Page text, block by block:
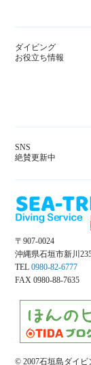
ダイビング
お役立ち情報
SNS
絶賛更新中
〒907-0024
沖縄県石垣市新川
TEL 0980-82-6777
FAX 0980-88-7635
© 2007石垣島ダイビ